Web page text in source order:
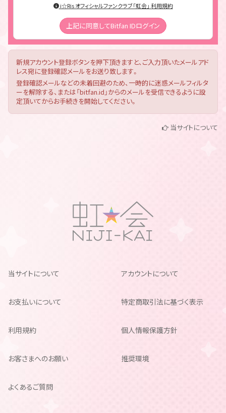
i☆Ris オフィシャルファンクラブ「虹会」 利用規約
上記に同意してBitfan IDログイン
新規アカウント登録ボタンを押下頂きますと、ご入力頂いたメールアド
レス宛に登録確認メールをお送り致します。
登録確認メールなどの未着回避のため、一時的に迷惑メールフィルタ
ーを解除する、または「bitfan.id」からのメールを受信できるように設
定頂いてからお手続きを開始してください。
当サイトについて
当サイトについて アカウントについて
お支払いについて 特定商取引法に基づく表示
利用規約 個人情報保護方針
お客さまへのお願い 推奨環境
よくあるご質問